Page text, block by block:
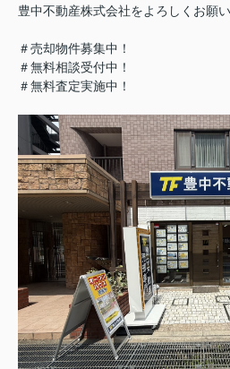
豊中不動産株式会社をよろしくお願
＃売却物件募集中！
＃無料相談受付中！
＃無料査定実施中！